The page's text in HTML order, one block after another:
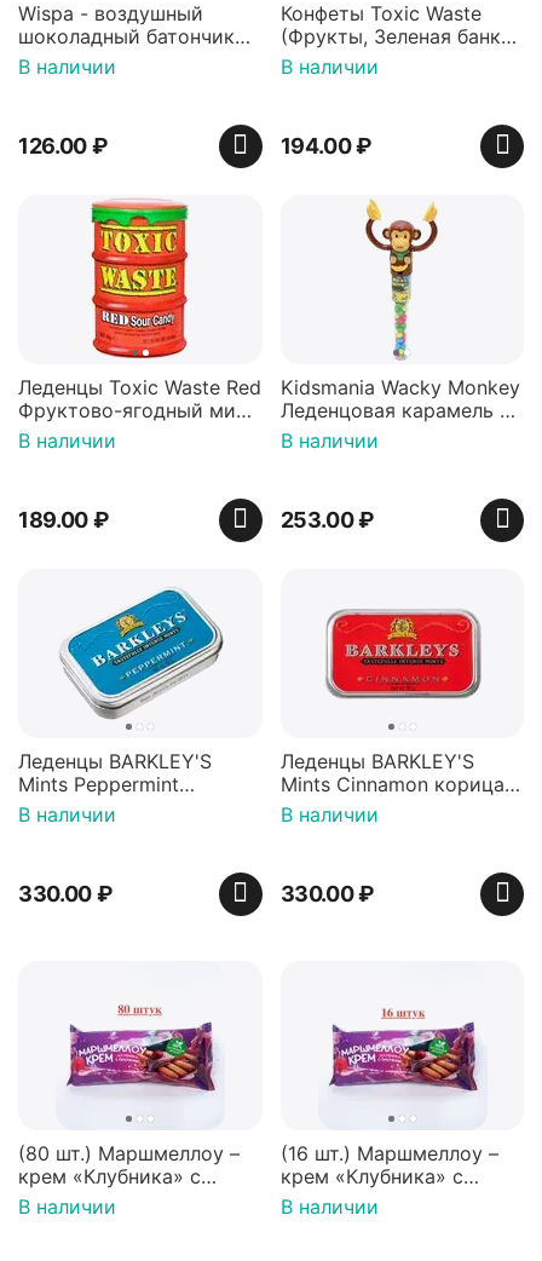
Wispa - воздушный
шоколадный батончик
36 гр
В наличии
126.00₽
Конфеты Toxic Waste
(Фрукты, Зеленая банка,
42 гр).
В наличии
194.00₽
Леденцы Toxic Waste Red
Фруктово-ягодный микс
Красная банка 42 г,
Пакистан
В наличии
189.00₽
Kidsmania Wacky Monkey
Леденцовая карамель с
игрушкой Ваки Манки
12г, Китай
В наличии
253.00₽
Леденцы BARKLEY'S
Mints Peppermint
перечная мята 50г,
Нидерланды
В наличии
330.00₽
Леденцы BARKLEY'S
Mints Cinnamon корица
50г, Нидерланды
В наличии
330.00₽
(80 шт.) Маршмеллоу –
крем «Клубника» с
палочками (ТМ
«Зефирный Лео»)
В наличии
(16 шт.) Маршмеллоу –
крем «Клубника» с
палочками (ТМ
«Зефирный Лео»)
В наличии